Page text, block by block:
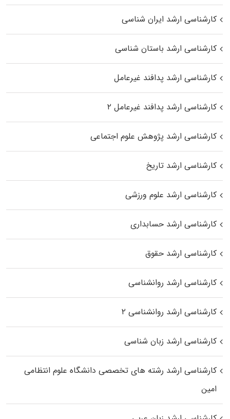
کارشناسی ارشد ایران شناسی
کارشناسی ارشد باستان شناسی
کارشناسی ارشد پدافند غیرعامل
کارشناسی ارشد پدافند غیرعامل ۲
کارشناسی ارشد پژوهش علوم اجتماعی
کارشناسی ارشد تاریخ
کارشناسی ارشد علوم ورزشی
کارشناسی ارشد حسابداری
کارشناسی ارشد حقوق
کارشناسی ارشد روانشناسی
کارشناسی ارشد روانشناسی ۲
کارشناسی ارشد زبان شناسی
کارشناسی ارشد رﺷﺘﻪ ﻫﺎی تخصصی داﻧﺸﮕﺎه ﻋﻠﻮم انتظامی
اﻣﻴﻦ